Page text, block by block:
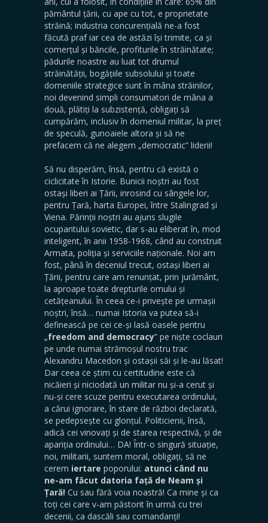
pământul țării, cu ape cu tot, e proprietate
străină; industria concurențială ne-a fost
făcută praf iar cea de astăzi își trimite, ca și
comerțul și băncile, profiturile în străinătate;
pădurile noastre au luat tot drumul
străinătății, bogățiile subsolului și toate
domeniile strategice sunt în mâna străinilor,
noi devenind simpli consumatori de mâna a
două, plătiți la subzistență, obligați să
cumpărăm, inclusiv în domeniul militar, la preț
de speculă, gunoaiele altora și să ne
prefacem că ne alegem „democratic” liderii!
Să nu disperăm, însă, pentru că există o
ciclicitate în Istorie. Bunicii noștri au fost
ostași liberi ai Țării, inrosind cu sângele lor,
pentru Țară, harta Europei, între Stalingrad și
Viena. Părinții noștri au ajuns slugile
ocupantului sovietic, dar s-au eliberat în, mod
inteligent, în anii 1958-1968, când au construit
Armata, poliția și serviciile naționale. Noi am
fost, până în deceniul trecut, ostași liberi ai
Țării, pentru care am renunțat, prin jurământ,
la aproape toate drepturile omului și
cetățeanului. În ceea ce-i privește pe urmașii
noștri, însă… numai Istoria va putea să-i
definească pe cei ce-și lasă oasele pentru
„freedom and democracy” pe niște coclauri
pe unde numai strămoșul nostru trac
Alexandru Macedon și ostașii săi și le-au lăsat!
Dar ceea ce știm cu certitudine este că
nicăieri și niciodată un militar nu și-a cerut și
nu-și cere scuze pentru executarea ordinului,
a cărui ignorare, în stare de război declarată,
se pedepsește cu glonțul. Politicienii, însă,
adică cei vinovați și de starea respectivă, și de
apariția ordinului… DA! Într-o singură situație,
noi, militarii, suntem moral, obligați, să ne
cerem iertare poporului: atunci când nu
ne-am făcut datoria față de Neam și
Țară! Cu sau fără voia noastră! Ca mine și ca
toți cei care v-am păstorit în urmă cu trei
decenii, ca dascăli sau comandanți!